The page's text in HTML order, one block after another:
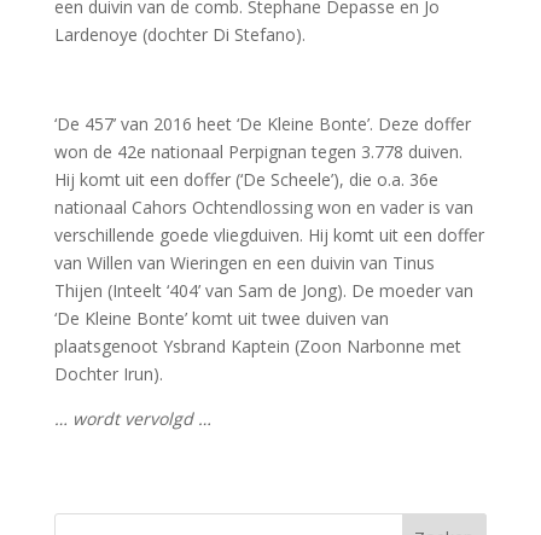
een duivin van de comb. Stephane Depasse en Jo
Lardenoye (dochter Di Stefano).
‘De 457’ van 2016 heet ‘De Kleine Bonte’. Deze doffer
won de 42e nationaal Perpignan tegen 3.778 duiven.
Hij komt uit een doffer (‘De Scheele’), die o.a. 36e
nationaal Cahors Ochtendlossing won en vader is van
verschillende goede vliegduiven. Hij komt uit een doffer
van Willen van Wieringen en een duivin van Tinus
Thijen (Inteelt ‘404’ van Sam de Jong). De moeder van
‘De Kleine Bonte’ komt uit twee duiven van
plaatsgenoot Ysbrand Kaptein (Zoon Narbonne met
Dochter Irun).
… wordt vervolgd …